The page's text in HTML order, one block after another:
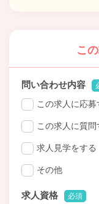
こ
問い合わせ内容
この求人に応募
この求人に質問
求人見学をする
その他
求人資格 必須